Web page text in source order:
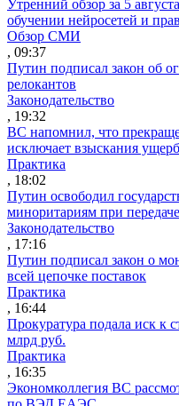
Утренний обзор за 5
обучении нейросетей и
Обзор СМИ
, 09:37
Путин подписал закон об
релокантов
Законодательство
, 19:32
ВС напомнил, что
исключает взыскания
Практика
, 18:02
Путин освободил
миноритариям при
Законодательство
, 17:16
Путин подписал закон о
всей цепочке поставок
Практика
, 16:44
Прокуратура подала иск к
млрд руб.
Практика
, 16:35
Экономколлегия ВС